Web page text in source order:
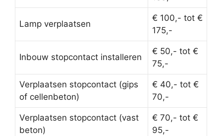
Lamp verplaatsen
€ 100,- tot €
175,-
Inbouw stopcontact installeren
€ 50,- tot €
75,-
Verplaatsen stopcontact (gips
of cellenbeton)
€ 40,- tot €
70,-
Verplaatsen stopcontact (vast
beton)
€ 70,- tot €
95,-